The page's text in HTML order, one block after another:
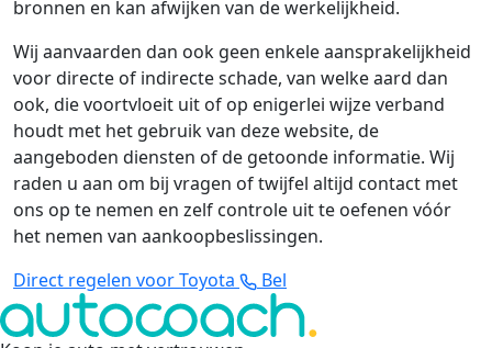
bronnen en kan afwijken van de werkelijkheid.
Wij aanvaarden dan ook geen enkele aansprakelijkheid
voor directe of indirecte schade, van welke aard dan
ook, die voortvloeit uit of op enigerlei wijze verband
houdt met het gebruik van deze website, de
aangeboden diensten of de getoonde informatie. Wij
raden u aan om bij vragen of twijfel altijd contact met
ons op te nemen en zelf controle uit te oefenen vóór
het nemen van aankoopbeslissingen.
Direct regelen voor Toyota
Bel